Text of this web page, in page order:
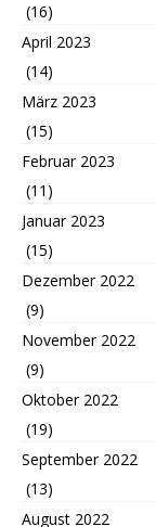
(16)
April 2023
(14)
März 2023
(15)
Februar 2023
(11)
Januar 2023
(15)
Dezember 2022
(9)
November 2022
(9)
Oktober 2022
(19)
September 2022
(13)
August 2022